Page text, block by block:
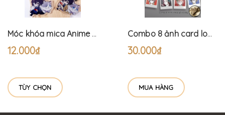
Móc khóa mica Anime Bungou Stray Dogs và Neko (6cm)
12.000₫
TÙY CHỌN
Combo 8 ảnh card lomo polaroid trang trí Anime Bungo Stray Dogs 1 (tặng kèm dây và kẹp)
30.000₫
MUA HÀNG